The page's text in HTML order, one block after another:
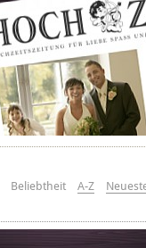
Beliebtheit A-Z